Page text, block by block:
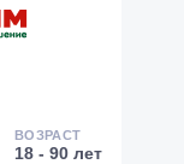
ВОЗРАСТ
18 - 90 лет